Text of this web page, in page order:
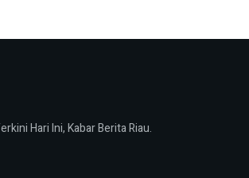
Hari Ini, Kabar Berita Riau.